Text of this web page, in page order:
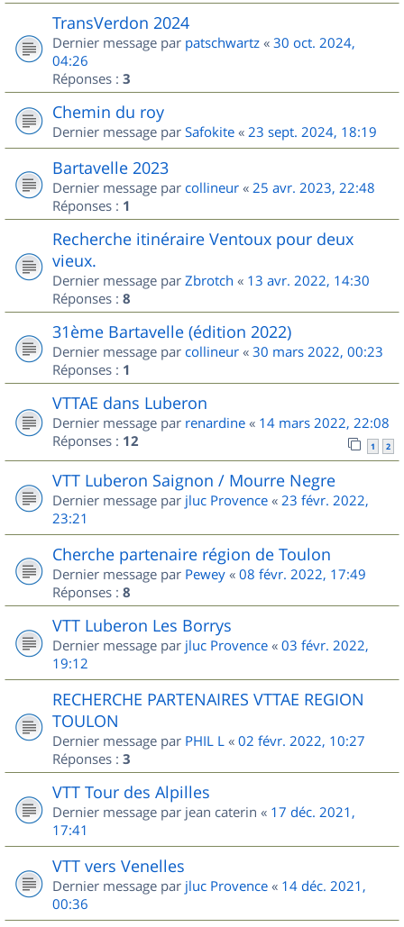
TransVerdon 2024
Dernier message par patschwartz « 30 oct. 2024,
04:26
Réponses : 3
Chemin du roy
Dernier message par Safokite « 23 sept. 2024, 18:19
Bartavelle 2023
Dernier message par collineur « 25 avr. 2023, 22:48
Réponses : 1
Recherche itinéraire Ventoux pour deux
vieux.
Dernier message par Zbrotch « 13 avr. 2022, 14:30
Réponses : 8
31ème Bartavelle (édition 2022)
Dernier message par collineur « 30 mars 2022, 00:23
Réponses : 1
VTTAE dans Luberon
Dernier message par renardine « 14 mars 2022, 22:08
Réponses : 12 1 2
VTT Luberon Saignon / Mourre Negre
Dernier message par jluc Provence « 23 févr. 2022,
23:21
Cherche partenaire région de Toulon
Dernier message par Pewey « 08 févr. 2022, 17:49
Réponses : 8
VTT Luberon Les Borrys
Dernier message par jluc Provence « 03 févr. 2022,
19:12
RECHERCHE PARTENAIRES VTTAE REGION
TOULON
Dernier message par PHIL L « 02 févr. 2022, 10:27
Réponses : 3
VTT Tour des Alpilles
Dernier message par jean caterin « 17 déc. 2021,
17:41
VTT vers Venelles
Dernier message par jluc Provence « 14 déc. 2021,
00:36